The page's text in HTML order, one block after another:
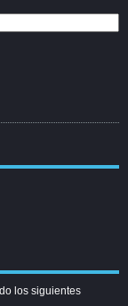
los siguientes